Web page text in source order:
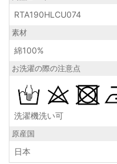
RTA190HLCU074
素材
綿100%
お洗濯の際の注意点
洗濯機洗い可
原産国
日本